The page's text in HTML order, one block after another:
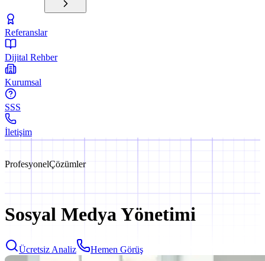
Referanslar
Dijital Rehber
Kurumsal
SSS
İletişim
ProfesyonelÇözümler
Sosyal Medya Yönetimi
Ücretsiz Analiz Hemen Görüş